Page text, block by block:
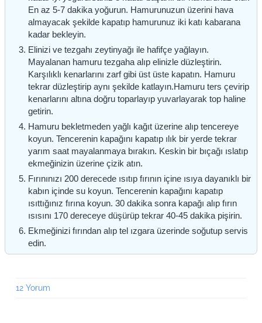
En az 5-7 dakika yoğurun. Hamurunuzun üzerini hava
almayacak şekilde kapatıp hamurunuz iki katı kabarana
kadar bekleyin.
Elinizi ve tezgahı zeytinyağı ile hafifçe yağlayın.
Mayalanan hamuru tezgaha alıp elinizle düzleştirin.
Karşılıklı kenarlarını zarf gibi üst üste kapatın. Hamuru
tekrar düzleştirip aynı şekilde katlayın.Hamuru ters çevirip
kenarlarını altına doğru toparlayıp yuvarlayarak top haline
getirin.
Hamuru bekletmeden yağlı kağıt üzerine alıp tencereye
koyun. Tencerenin kapağını kapatıp ılık bir yerde tekrar
yarım saat mayalanmaya bırakın. Keskin bir bıçağı ıslatıp
ekmeğinizin üzerine çizik atın.
Fırınınızı 200 derecede ısıtıp fırının içine ısıya dayanıklı bir
kabın içinde su koyun. Tencerenin kapağını kapatıp
ısıttığınız fırına koyun. 30 dakika sonra kapağı alıp fırın
ısısını 170 dereceye düşürüp tekrar 40-45 dakika pişirin.
Ekmeğinizi fırından alıp tel ızgara üzerinde soğutup servis
edin.
12 Yorum